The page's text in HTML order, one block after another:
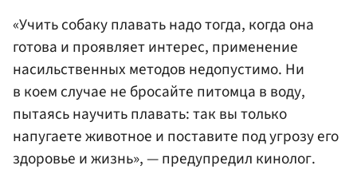
«Учить собаку плавать надо тогда, когда она
готова и проявляет интерес, применение
насильственных методов недопустимо. Ни
в коем случае не бросайте питомца в воду,
пытаясь научить плавать: так вы только
напугаете животное и поставите под угрозу его
здоровье и жизнь», — предупредил кинолог.